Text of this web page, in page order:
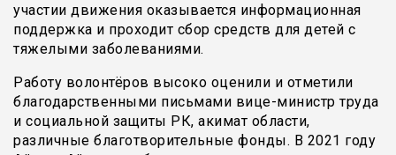
участии движения оказывается информационная
поддержка и проходит сбор средств для детей с
тяжелыми заболеваниями.
Работу волонтёров высоко оценили и отметили
благодарственными письмами вице-министр труда
и социальной защиты РК, акимат области,
различные благотворительные фонды. В 2021 году